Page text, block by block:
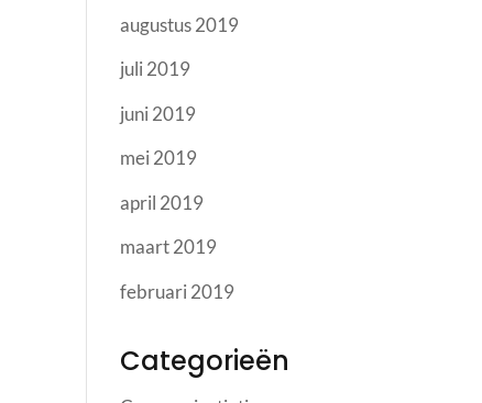
augustus 2019
juli 2019
juni 2019
mei 2019
april 2019
maart 2019
februari 2019
Categorieën